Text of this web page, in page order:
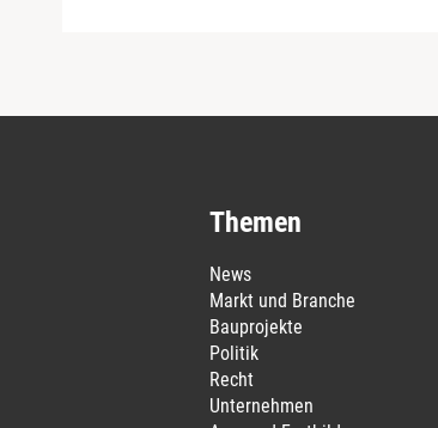
Themen
News
Markt und Branche
Bauprojekte
Politik
Recht
Unternehmen